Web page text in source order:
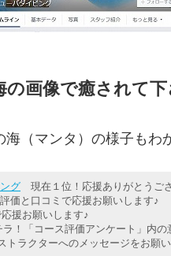
の画像で癒されて
海（マンタ）の様子もわ
グ 現在１位！応援ありがとうご
価と口コミで応援お願いします♪
援お願いします♪
！「コース評価アンケート」内の
トラクターへのメッセージをお願